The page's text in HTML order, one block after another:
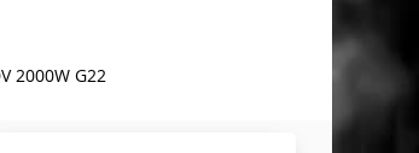
Кронштейны Страховка
2000W G22